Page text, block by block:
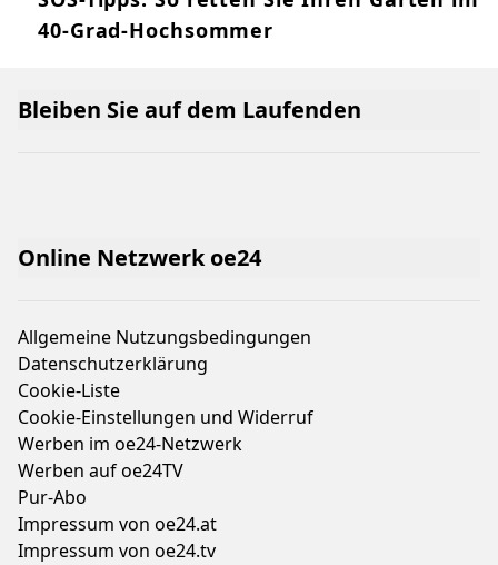
40-Grad-Hochsommer
Online Netzwerk oe24
Allgemeine Nutzungsbedingungen
Datenschutzerklärung
Cookie-Liste
Cookie-Einstellungen und Widerruf
Werben im oe24-Netzwerk
Werben auf oe24TV
Pur-Abo
Impressum von oe24.at
Impressum von oe24.tv
Bleiben Sie auf dem Laufenden